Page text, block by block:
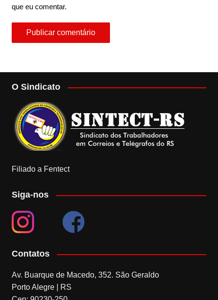
que eu comentar.
O Sindicato
Filiado a Fentect
Siga-nos
Contatos
Av. Buarque de Macedo, 352. São Geraldo
Porto Alegre | RS